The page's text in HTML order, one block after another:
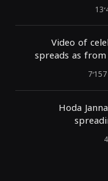
Video of
spreads as
7٬157
Hoda